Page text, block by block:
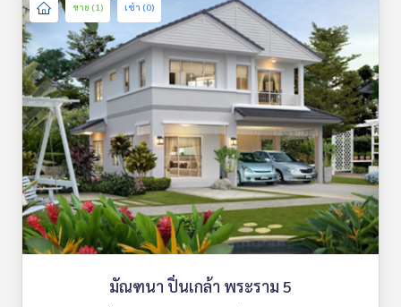
ขาย (1) เช่า (0)
มัณฑนา ปิ่นเกล้า พระราม 5